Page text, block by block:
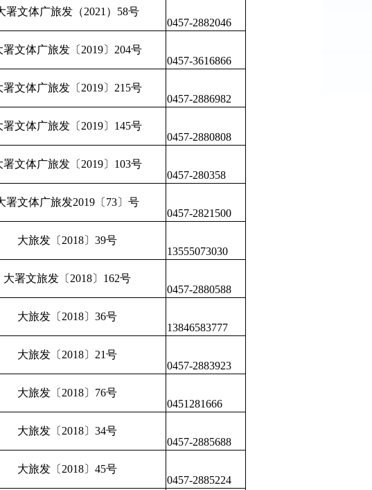
署文体广旅发（2021）58号
0457-2882046
署文体广旅发〔2019〕204号
0457-3616866
署文体广旅发〔2019〕215号
0457-2886982
署文体广旅发〔2019〕145号
0457-2880808
署文体广旅发〔2019〕103号
0457-280358
署文体广旅发2019〔73〕号
0457-2821500
大旅发〔2018〕39号
13555073030
大署文旅发〔2018〕162号
0457-2880588
大旅发〔2018〕36号
13846583777
大旅发〔2018〕21号
0457-2883923
大旅发〔2018〕76号
0451281666
大旅发〔2018〕34号
0457-2885688
大旅发〔2018〕45号
0457-2885224